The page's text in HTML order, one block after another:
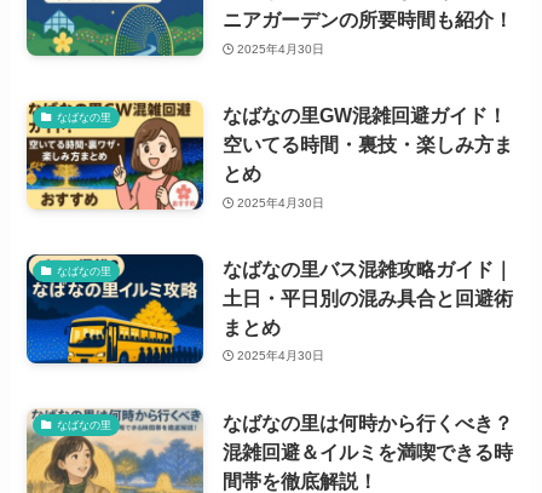
ニアガーデンの所要時間も紹介！
2025年4月30日
なばなの里
なばなの里GW混雑回避ガイド！
空いてる時間・裏技・楽しみ方ま
とめ
2025年4月30日
なばなの里
なばなの里バス混雑攻略ガイド｜
土日・平日別の混み具合と回避術
まとめ
2025年4月30日
なばなの里
なばなの里は何時から行くべき？
混雑回避＆イルミを満喫できる時
間帯を徹底解説！